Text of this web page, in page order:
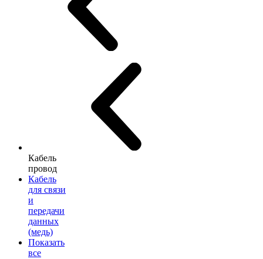
Кабель
провод
Кабель
для связи
и
передачи
данных
(медь)
Показать
все